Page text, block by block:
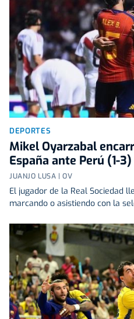
DEPORTES
Mikel Oyarzabal
España ante Perú (1-3)
JUANJO LUSA | OV
El jugador de la Real Sociedad
marcando o asistiendo con la